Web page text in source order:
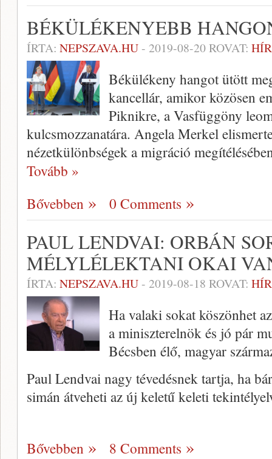
BÉKÜLÉKENYEBB
ÍRTA: NEPSZAVA.HU- 2019-08-20ROVAT:
Békülékeny hangot ütött
kancellár, amikor közösen
Piknikre, a Vasfüggöny
kulcsmozzanatára. Angela Merkel
nézetkülönbségek a migráció
Tovább »
Bővebben
0 Comments
PAUL LENDVAI: ORBÁN
MÉLYLÉLEKTANI OKAI
ÍRTA: NEPSZAVA.HU- 2019-08-18 ROVAT:
Ha valaki sokat köszönhet
a miniszterelnök és jó pár
Bécsben élő, magyar
Paul Lendvai nagy tévedésnek tartja, ha
simán átveheti az új keletű keleti
Bővebben 8 Comments